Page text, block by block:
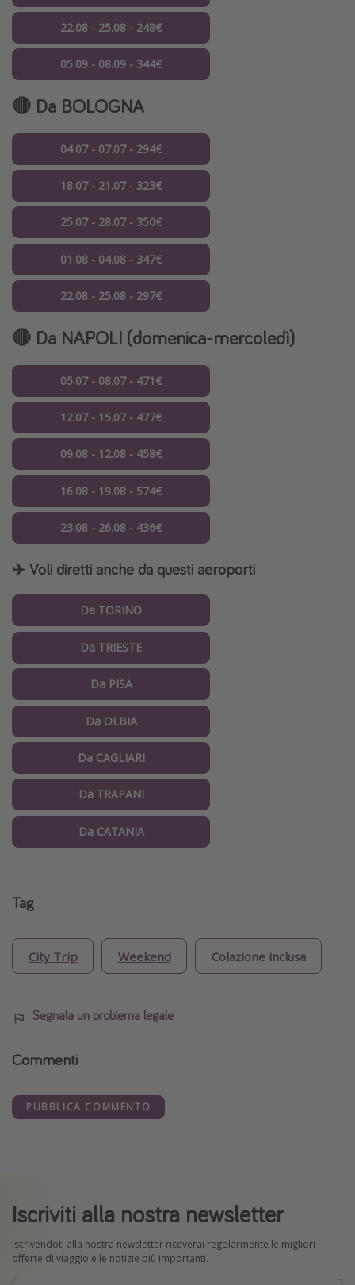
22.08 - 25.08 - 248€
05.09 - 08.09 - 344€
🔴 Da BOLOGNA
04.07 - 07.07 - 294€
18.07 - 21.07 - 323€
25.07 - 28.07 - 350€
01.08 - 04.08 - 347€
22.08 - 25.08 - 297€
🔴 Da NAPOLI (domenica-mercoledì)
05.07 - 08.07 - 471€
12.07 - 15.07 - 477€
09.08 - 12.08 - 458€
16.08 - 19.08 - 574€
23.08 - 26.08 - 436€
✈️ Voli diretti anche da questi aeroporti
Da TORINO
Da TRIESTE
Da PISA
Da OLBIA
Da CAGLIARI
Da TRAPANI
Da CATANIA
Tag
City Trip Weekend Colazione inclusa
Segnala un problema legale
Commenti
PUBBLICA COMMENTO
Iscriviti alla nostra newsletter
Iscrivendoti alla nostra newsletter riceverai regolarmente le migliori
offerte di viaggio e le notizie più importanti.